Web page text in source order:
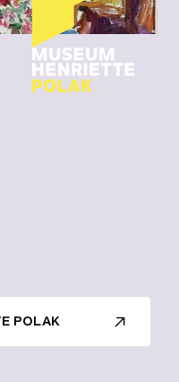
POLAK